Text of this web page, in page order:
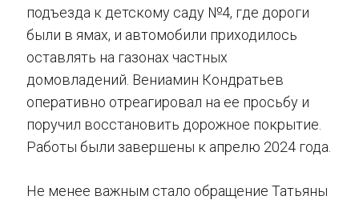
подъезда к детскому саду №4, где дороги
были в ямах, и автомобили приходилось
оставлять на газонах частных
домовладений. Вениамин Кондратьев
оперативно отреагировал на ее просьбу и
поручил восстановить дорожное покрытие.
Работы были завершены к апрелю 2024 года.
Не менее важным стало обращение Татьяны